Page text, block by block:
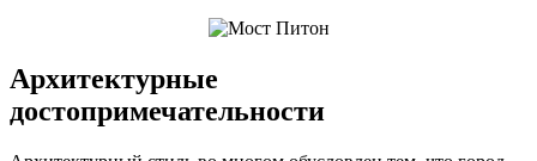
Архитектурные
достопримечательности